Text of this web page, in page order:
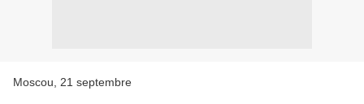
Moscou, 21 septembre